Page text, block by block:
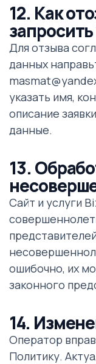
12. Как
Для отзыва
данных
указать имя,
описание
данные.
13.
Сайт и услуги
ошибочно, их
законного
14.
Оператор
Политику.